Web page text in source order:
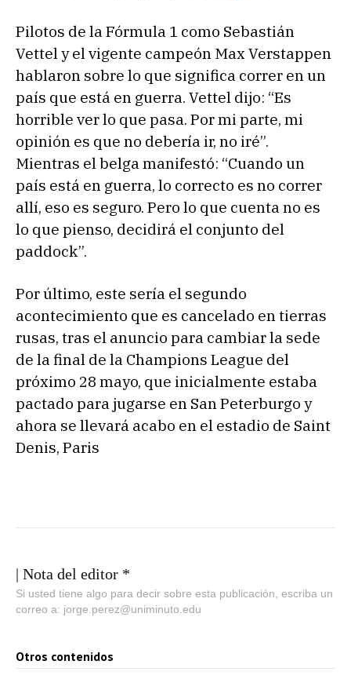
Pilotos de la Fórmula 1 como Sebastián
Vettel y el vigente campeón Max Verstappen
hablaron sobre lo que significa correr en un
país que está en guerra. Vettel dijo: “Es
horrible ver lo que pasa. Por mi parte, mi
opinión es que no debería ir, no iré”.
Mientras el belga manifestó: “Cuando un
país está en guerra, lo correcto es no correr
allí, eso es seguro. Pero lo que cuenta no es
lo que pienso, decidirá el conjunto del
paddock”.
Por último, este sería el segundo
acontecimiento que es cancelado en tierras
rusas, tras el anuncio para cambiar la sede
de la final de la Champions League del
próximo 28 mayo, que inicialmente estaba
pactado para jugarse en San Peterburgo y
ahora se llevará acabo en el estadio de Saint
Denis, Paris
| Nota del editor *
Si usted tiene algo para decir sobre esta publicación, escriba un
correo a: jorge.perez@uniminuto.edu
Otros contenidos